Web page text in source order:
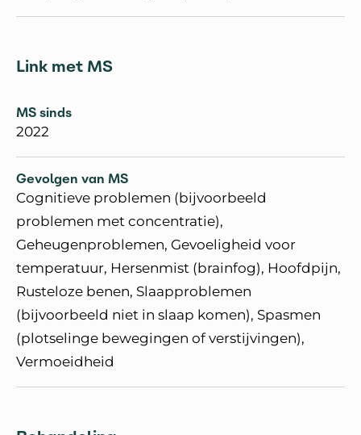
Link met MS
MS sinds
2022
Gevolgen van MS
Cognitieve problemen (bijvoorbeeld
problemen met concentratie),
Geheugenproblemen, Gevoeligheid voor
temperatuur, Hersenmist (brainfog), Hoofdpijn,
Rusteloze benen, Slaapproblemen
(bijvoorbeeld niet in slaap komen), Spasmen
(plotselinge bewegingen of verstijvingen),
Vermoeidheid